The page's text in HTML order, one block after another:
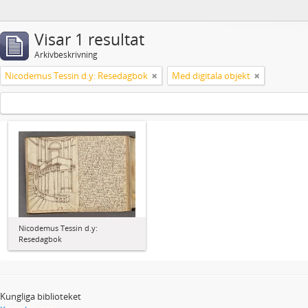
Visar 1 resultat
Arkivbeskrivning
Nicodemus Tessin d.y: Resedagbok Med digitala objekt
Nicodemus Tessin d.y:
Resedagbok
Kungliga biblioteket